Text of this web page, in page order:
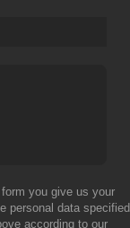
you give us your
personal data specified
according to our